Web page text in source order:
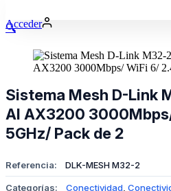
Acceder
🔍
Sistema Mesh D-Link
AI AX3200
5GHz/ Pack de 2
Referencia: DLK-MESH M32-2
Categorías: Conectividad